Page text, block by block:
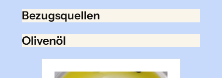
Bezugsquellen
Olivenöl